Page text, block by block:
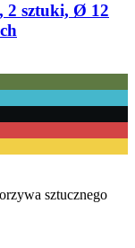
2 sztuki, Ø 12
sztucznego